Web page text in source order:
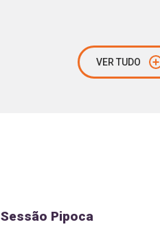
VER TUDO
Sessão Pipoca